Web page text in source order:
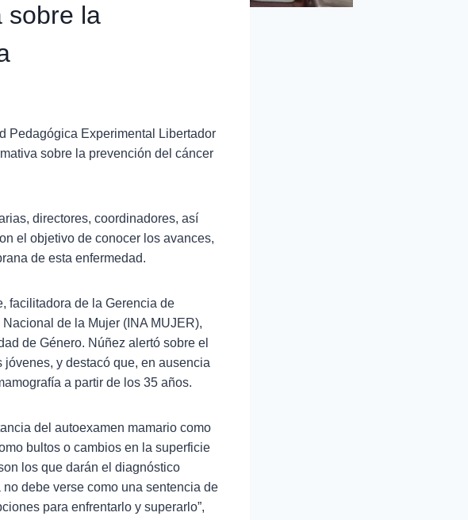
sobre la
Pedagógica Experimental Libertador
sobre la prevención del cáncer
directores, coordinadores, así
el objetivo de conocer los avances,
de esta enfermedad.
facilitadora de la Gerencia de
de la Mujer (INA MUJER),
de Género. Núñez alertó sobre el
y destacó que, en ausencia
a partir de los 35 años.
del autoexamen mamario como
bultos o cambios en la superficie
los que darán el diagnóstico
debe verse como una sentencia de
para enfrentarlo y superarlo”,